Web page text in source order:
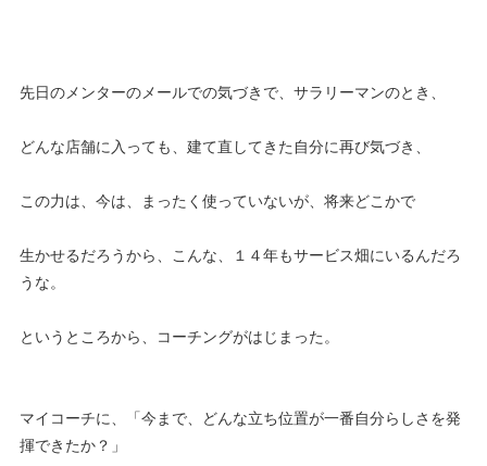
先日のメンターのメールでの気づきで、サラリーマンのとき、
どんな店舗に入っても、建て直してきた自分に再び気づき、
この力は、今は、まったく使っていないが、将来どこかで
生かせるだろうから、こんな、１４年もサービス畑にいるんだろ
うな。
というところから、コーチングがはじまった。
マイコーチに、「今まで、どんな立ち位置が一番自分らしさを発
揮できたか？」